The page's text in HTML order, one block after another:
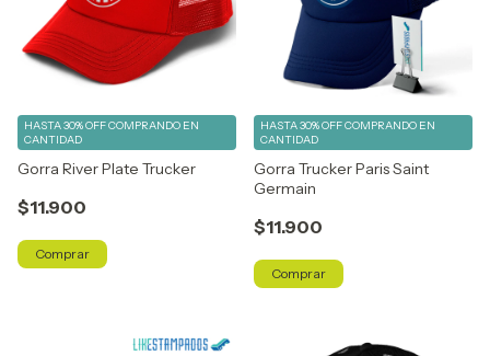
Gorra River Plate Trucker
$11.900
HASTA 30% OFFCOMPRANDO EN
CANTIDAD
Comprar
Gorra Trucker Paris Saint
Germain
$11.900
HASTA 30% OFFCOMPRANDO EN
CANTIDAD
Comprar